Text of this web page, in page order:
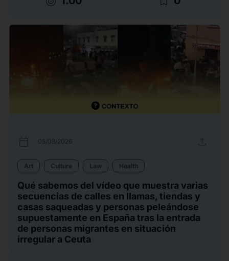
calendar_today 05/08/2026 upload
Art Culture Law Health
Qué sabemos del vídeo que muestra varias
secuencias de calles en llamas, tiendas y
casas saqueadas y personas peleándose
supuestamente en España tras la entrada
de personas migrantes en situación
irregular a Ceuta